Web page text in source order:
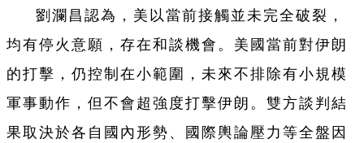
劉瀾昌認為，美以當前接觸並未完全破裂，
均有停火意願，存在和談機會。美國當前對伊朗
的打擊，仍控制在小範圍，未來不排除有小規模
軍事動作，但不會超強度打擊伊朗。雙方談判結
果取決於各自國內形勢、國際輿論壓力等全盤因